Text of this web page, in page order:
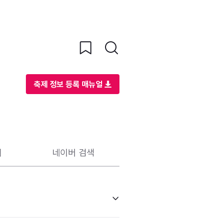
축제 정보 등록 매뉴얼
네이버 검색